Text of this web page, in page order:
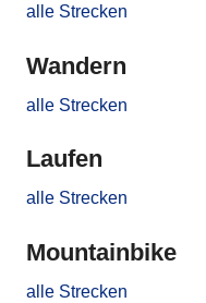
alle Strecken
Wandern
alle Strecken
Laufen
alle Strecken
Mountainbike
alle Strecken